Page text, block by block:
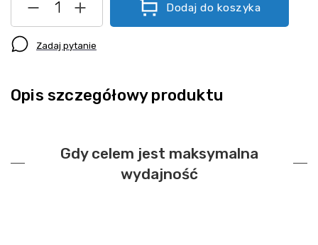
Dodaj do koszyka
Zadaj pytanie
Opis szczegółowy produktu
Gdy celem jest maksymalna
wydajność